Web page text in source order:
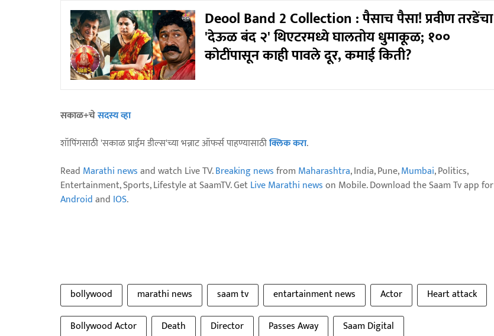
Deool Band 2 Collection : पैसाच पैसा! प्रवीण तरडेंचा
'देऊळ बंद २' थिएटरमध्ये घालतोय धुमाकूळ; १००
कोटींपासून काही पावले दूर, कमाई किती?
सकाळ+चेसदस्य व्हा
शॉपिंगसाठी 'सकाळ प्राईम डील्स'च्या भन्नाट ऑफर्स पाहण्यासाठीक्लिक करा.
Read Marathi newsand watch Live TV.Breaking newsfrom Maharashtra, India, Pune,Mumbai, Politics,
Entertainment, Sports, Lifestyle at SaamTV. GetLive Marathi newson Mobile. Download the Saam Tv app for
Androidand IOS.
bollywood marathi news saam tv entartainment news Actor
Heart attack
Bollywood Actor
Death Director Passes Away Saam Digital